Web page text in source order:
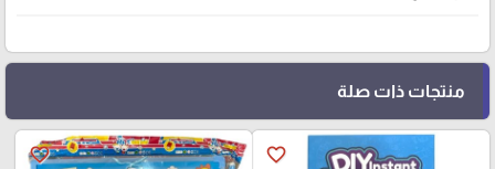
منتجات ذات صلة
favorite_border
favorite_border